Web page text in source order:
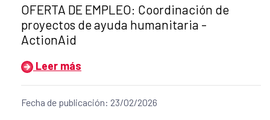
Título del anuncio:
OFERTA DE EMPLEO: Coordinación de
proyectos de ayuda humanitaria -
ActionAid
Leer más
Fecha de publicación: 23/02/2026